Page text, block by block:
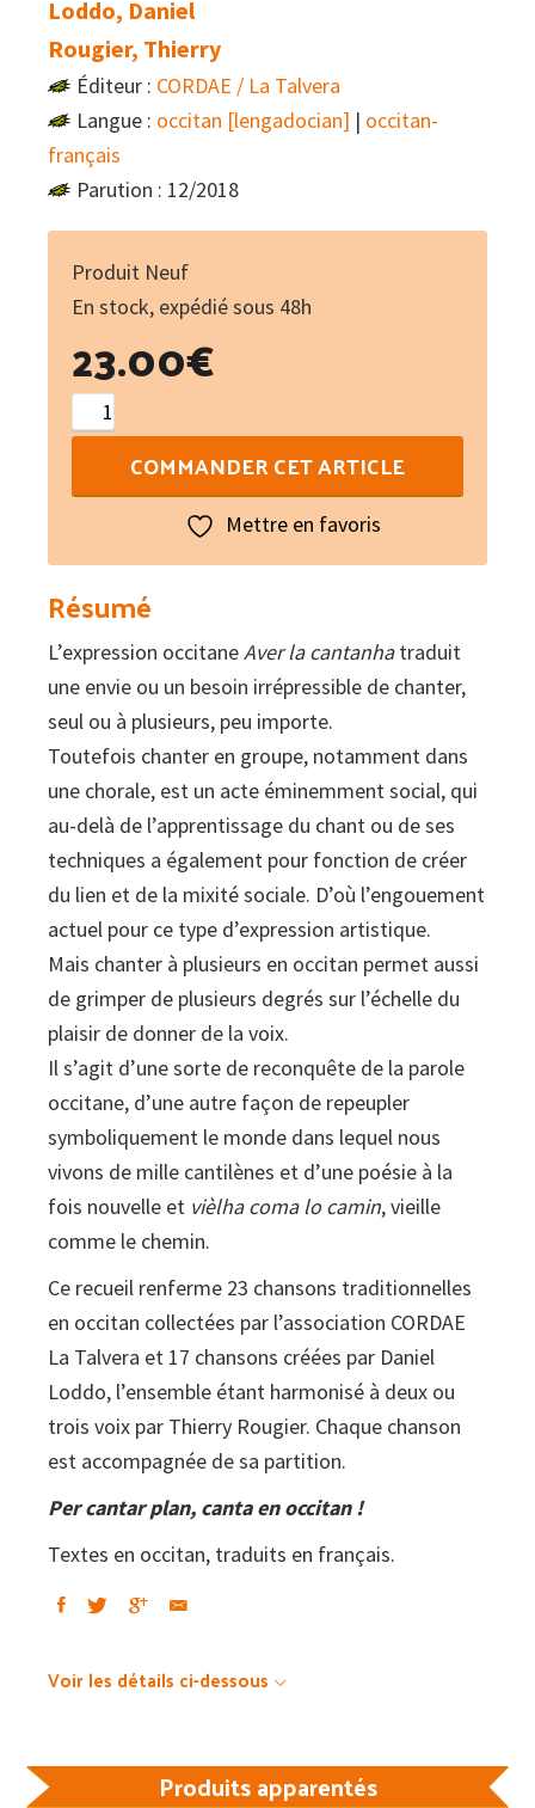
Loddo, Daniel
Rougier, Thierry
Éditeur : CORDAE / La Talvera
Langue : occitan [lengadocian] | occitan-
français
Parution : 12/2018
Produit Neuf
En stock, expédié sous 48h
23.00€
quantité
de
de
40
chants
occitans
harmonisés
pour
chœurs
mixtes
COMMANDER CET ARTICLE
Mettre en favoris
Résumé
L’expression occitaneAver la cantanhatraduit
une envie ou un besoin irrépressible de chanter,
seul ou à plusieurs, peu importe.
Toutefois chanter en groupe, notamment dans
une chorale, est un acte éminemment social, qui
au-delà de l’apprentissage du chant ou de ses
techniques a également pour fonction de créer
du lien et de la mixité sociale. D’où l’engouement
actuel pour ce type d’expression artistique.
Mais chanter à plusieurs en occitan permet aussi
de grimper de plusieurs degrés sur l’échelle du
plaisir de donner de la voix.
Il s’agit d’une sorte de reconquête de la parole
occitane, d’une autre façon de repeupler
symboliquement le monde dans lequel nous
vivons de mille cantilènes et d’une poésie à la
fois nouvelle et vièlha coma lo camin, vieille
comme le chemin.
Ce recueil renferme 23 chansons traditionnelles
en occitan collectées par l’association CORDAE
La Talvera et 17 chansons créées par Daniel
Loddo, l’ensemble étant harmonisé à deux ou
trois voix par Thierry Rougier. Chaque chanson
est accompagnée de sa partition.
Per cantar plan, canta en occitan !
Textes en occitan, traduits en français.
Voir les détails ci-dessous
Produits apparentés